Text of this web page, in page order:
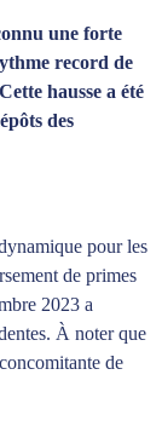
une forte
record de
hausse a été
des
pour les
de primes
2023 a
À noter que
de